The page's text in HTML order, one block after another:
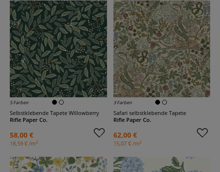
5 Farben
Selbstklebende Tapete Willowberry
Rifle Paper Co.
58,00 €
18,59 € /m2
3 Farben
Safari selbstklebende Tapete
Rifle Paper Co.
62,00 €
15,07 € /m2